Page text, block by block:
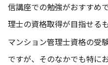
信講座での勉強がおすすめ
理士の資格取得が目指せる
マンション管理士資格の受
ですが、そのなかでも特に